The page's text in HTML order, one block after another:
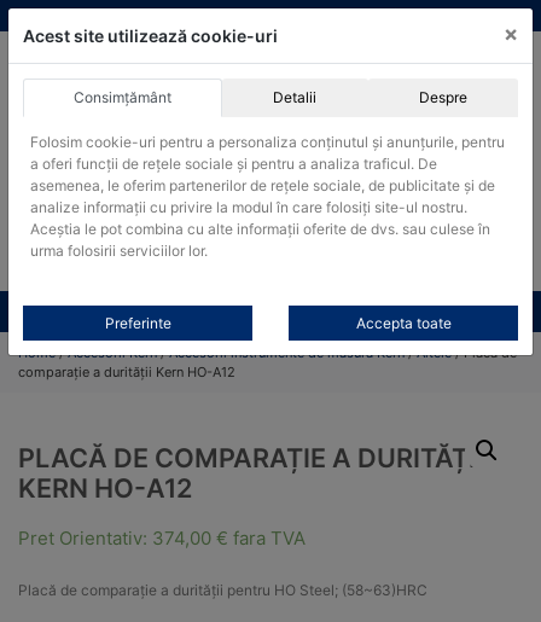
Skip
to
Produsele pot fi achizitionate si in sistemul SEAP / SICAP
Products
search
CAUTARE
Toate produsele CONTACT
Home/Accesorii Kern/Accesorii instrumente de măsura Kern/Altele/ Placă de
comparație a durității Kern HO-A12
PLACĂ DE COMPARAȚIE A DURITĂȚII
KERN HO-A12
Pret Orientativ: 374,00 € fara TVA
Placă de comparație a durității pentru HO Steel; (58~63)HRC
Acest site utilizează cookie-uri ×
Consimțământ Detalii Despre
Folosim cookie-uri pentru a personaliza conținutul și anunțurile, pentru
a oferi funcții de rețele sociale și pentru a analiza traficul. De
asemenea, le oferim partenerilor de rețele sociale, de publicitate și de
analize informații cu privire la modul în care folosiți site-ul nostru.
Aceștia le pot combina cu alte informații oferite de dvs. sau culese în
urma folosirii serviciilor lor.
Preferinte Accepta toate